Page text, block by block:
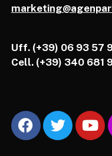
Uff. (+39) 06 93 57
Cell. (+39) 340 681